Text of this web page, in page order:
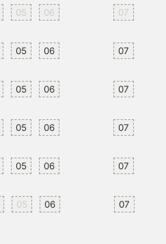
05 06
07
05 06
07
05 06
07
05 06
07
05 06
07
05 06
07